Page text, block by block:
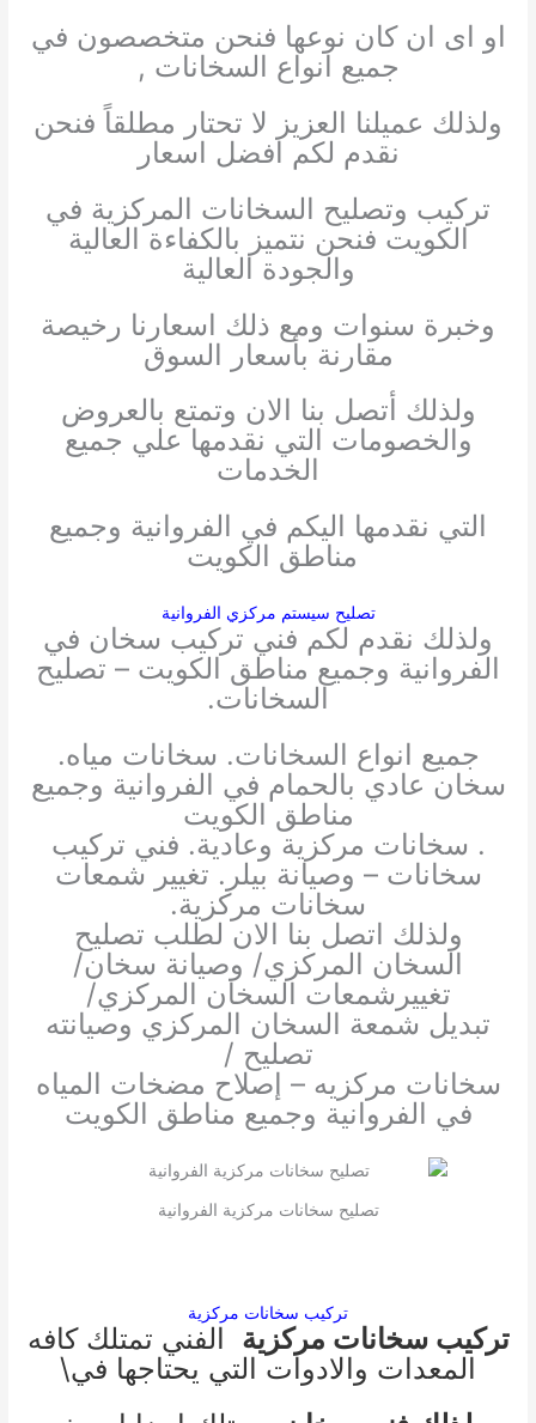
او اى ان كان نوعها فنحن متخصصون في
جميع انواع السخانات ,
ولذلك عميلنا العزيز لا تحتار مطلقاً فنحن
نقدم لكم افضل اسعار
تركيب وتصليح السخانات المركزية في
الكويت فنحن نتميز بالكفاءة العالية
والجودة العالية
وخبرة سنوات ومع ذلك اسعارنا رخيصة
مقارنة بأسعار السوق
ولذلك أتصل بنا الان وتمتع بالعروض
والخصومات التي نقدمها علي جميع
الخدمات
التي نقدمها اليكم في الفروانية وجميع
مناطق الكويت
تصليح سيستم مركزي الفروانية
ولذلك نقدم لكم فني تركيب سخان في
الفروانية وجميع مناطق الكويت – تصليح
السخانات.
جميع انواع السخانات. سخانات مياه.
سخان عادي بالحمام في الفروانية وجميع
مناطق الكويت
. سخانات مركزية وعادية. فني تركيب
سخانات – وصيانة بيلر. تغيير شمعات
سخانات مركزية.
ولذلك اتصل بنا الان لطلب تصليح
السخان المركزي/ وصيانة سخان/
تغييرشمعات السخان المركزي/
تبديل شمعة السخان المركزي وصيانته
تصليح /
سخانات مركزيه – إصلاح مضخات المياه
في الفروانية وجميع مناطق الكويت
تصليح سخانات مركزية الفروانية
تركيب سخانات مركزية
تركيب سخانات مركزية الفني تمتلك كافه
المعدات والادوات التي يحتاجها في\